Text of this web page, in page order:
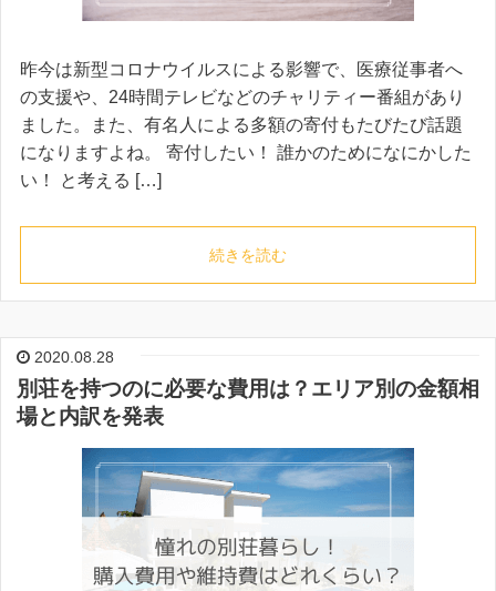
昨今は新型コロナウイルスによる影響で、医療従事者へ
の支援や、24時間テレビなどのチャリティー番組があり
ました。また、有名人による多額の寄付もたびたび話題
になりますよね。 寄付したい！ 誰かのためになにかした
い！ と考える […]
続きを読む
2020.08.28
別荘を持つのに必要な費用は？エリア別の金額相
場と内訳を発表